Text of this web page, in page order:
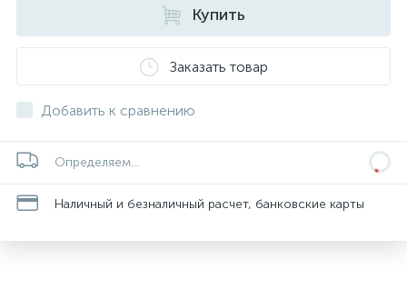
Купить
Заказать товар
Добавить к сравнению
Определяем...
Наличный и безналичный расчет, банковские карты